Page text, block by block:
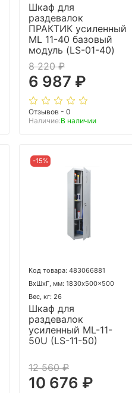
Шкаф для
раздевалок
ПРАКТИК усиленный
ML 11-40 базовый
модуль (LS-01-40)
8 220 ₽
6 987 ₽
Отзывов - 0
Наличие:В наличии
-15%
Код товара: 483066881
ВхШхГ, мм: 1830x500x500
Вес, кг: 26
Шкаф для
раздевалок
усиленный ML-11-
50U (LS-11-50)
12 560 ₽
10 676 ₽